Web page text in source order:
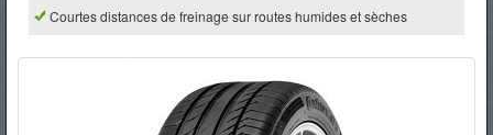
Courtes distances de freinage sur routes humides et sèches